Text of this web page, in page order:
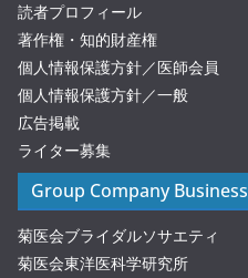
読者プロフィール
著作権・知的財産権
個人情報保護方針／医師会員
個人情報保護方針／一般
広告掲載
ライター募集
Group Company Business
菊医会ブライダルソサエティ
菊医会東洋医科学研究所